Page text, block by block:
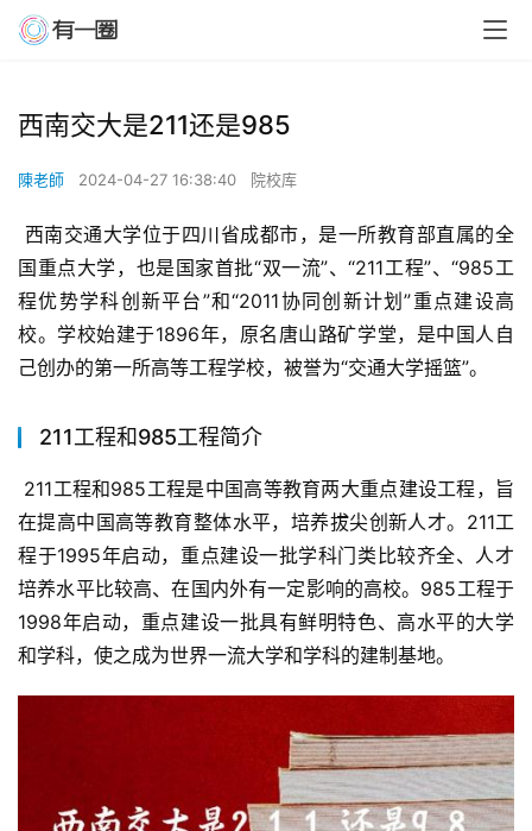
西南交大是211还是985
陳老師 2024-04-27 16:38:40 院校库
国重点大学，也是国家首批“双一流”、“211工程”、“985工
程优势学科创新平台”和“2011协同创新计划”重点建设高
校。学校始建于1896年，原名唐山路矿学堂，是中国人自
己创办的第一所高等工程学校，被誉为“交通大学摇篮”。
211工程和985工程简介
在提高中国高等教育整体水平，培养拔尖创新人才。211工
程于1995年启动，重点建设一批学科门类比较齐全、人才
培养水平比较高、在国内外有一定影响的高校。985工程于
1998年启动，重点建设一批具有鲜明特色、高水平的大学
和学科，使之成为世界一流大学和学科的建制基地。